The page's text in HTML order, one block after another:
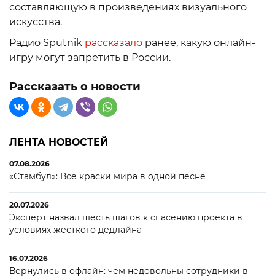
составляющую в произведениях визуального
искусства.
Радио Sputnik рассказало ранее, какую онлайн-
игру могут запретить в России.
Рассказать о новости
ЛЕНТА НОВОСТЕЙ
07.08.2026
«Стамбул»: Все краски мира в одной песне
20.07.2026
Эксперт назвал шесть шагов к спасению проекта в
условиях жесткого дедлайна
16.07.2026
Вернулись в офлайн: чем недовольны сотрудники в